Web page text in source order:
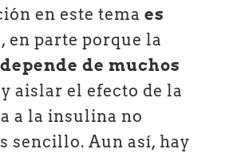
en este temaes
, en parte porque la
depende de muchos
y aislar el efecto de la
a la insulina no
sencillo. Aun así, hay